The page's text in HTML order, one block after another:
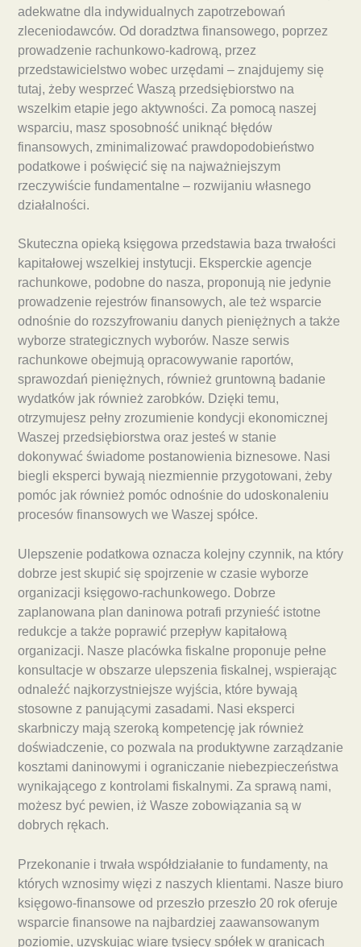
adekwatne dla indywidualnych zapotrzebowań
zleceniodawców. Od doradztwa finansowego, poprzez
prowadzenie rachunkowo-kadrową, przez
przedstawicielstwo wobec urzędami – znajdujemy się
tutaj, żeby wesprzeć Waszą przedsiębiorstwo na
wszelkim etapie jego aktywności. Za pomocą naszej
wsparciu, masz sposobność uniknąć błędów
finansowych, zminimalizować prawdopodobieństwo
podatkowe i poświęcić się na najważniejszym
rzeczywiście fundamentalne – rozwijaniu własnego
działalności.
Skuteczna opieką księgowa przedstawia baza trwałości
kapitałowej wszelkiej instytucji. Eksperckie agencje
rachunkowe, podobne do nasza, proponują nie jedynie
prowadzenie rejestrów finansowych, ale też wsparcie
odnośnie do rozszyfrowaniu danych pieniężnych a także
wyborze strategicznych wyborów. Nasze serwis
rachunkowe obejmują opracowywanie raportów,
sprawozdań pieniężnych, również gruntowną badanie
wydatków jak również zarobków. Dzięki temu,
otrzymujesz pełny zrozumienie kondycji ekonomicznej
Waszej przedsiębiorstwa oraz jesteś w stanie
dokonywać świadome postanowienia biznesowe. Nasi
biegli eksperci bywają niezmiennie przygotowani, żeby
pomóc jak również pomóc odnośnie do udoskonaleniu
procesów finansowych we Waszej spółce.
Ulepszenie podatkowa oznacza kolejny czynnik, na który
dobrze jest skupić się spojrzenie w czasie wyborze
organizacji księgowo-rachunkowego. Dobrze
zaplanowana plan daninowa potrafi przynieść istotne
redukcje a także poprawić przepływ kapitałową
organizacji. Nasze placówka fiskalne proponuje pełne
konsultacje w obszarze ulepszenia fiskalnej, wspierając
odnaleźć najkorzystniejsze wyjścia, które bywają
stosowne z panującymi zasadami. Nasi eksperci
skarbniczy mają szeroką kompetencję jak również
doświadczenie, co pozwala na produktywne zarządzanie
kosztami daninowymi i ograniczanie niebezpieczeństwa
wynikającego z kontrolami fiskalnymi. Za sprawą nami,
możesz być pewien, iż Wasze zobowiązania są w
dobrych rękach.
Przekonanie i trwała współdziałanie to fundamenty, na
których wznosimy więzi z naszych klientami. Nasze biuro
księgowo-finansowe od przeszło przeszło 20 rok oferuje
wsparcie finansowe na najbardziej zaawansowanym
poziomie, uzyskując wiarę tysięcy spółek w granicach